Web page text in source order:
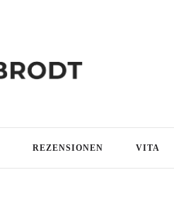
REZENSIONEN VITA